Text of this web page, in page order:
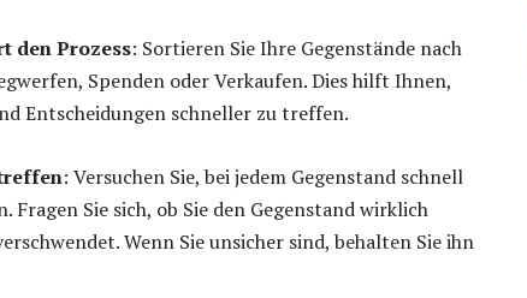
den Prozess: Sortieren Sie Ihre Gegenstände nach
Spenden oder Verkaufen. Dies hilft Ihnen,
Entscheidungen schneller zu treffen.
: Versuchen Sie, bei jedem Gegenstand schnell
Fragen Sie sich, ob Sie den Gegenstand wirklich
Wenn Sie unsicher sind, behalten Sie ihn